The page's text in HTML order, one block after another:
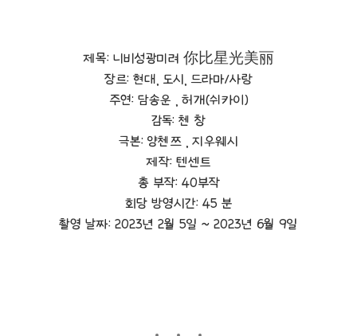
제목: 니비성광미려 你比星光美丽
장르: 현대, 도시, 드라마/사랑
주연: 담송운 , 허개(쉬카이)
감독: 첸 창
극본: 양첸쯔 , 지우웨시
제작: 텐센트
총 부작: 40부작
회당 방영시간: 45 분
촬영 날짜: 2023년 2월 5일 ~ 2023년 6월 9일